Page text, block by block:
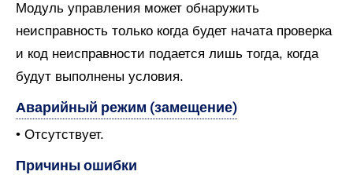
Модуль управления может обнаружить
неисправность только когда будет начата проверка
и код неисправности подается лишь тогда, когда
будут выполнены условия.
Аварийный режим (замещение)
• Отсутствует.
Причины ошибки